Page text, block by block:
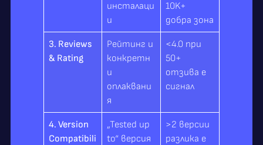
инсталаци
и
10K+
добра зона
3. Reviews
& Rating
Рейтинг и
конкретн
и
оплаквани
я
<4.0 при
50+
отзива е
сигнал
4. Version
Compatibili
„Tested up
to“ версия
>2 версии
разлика е